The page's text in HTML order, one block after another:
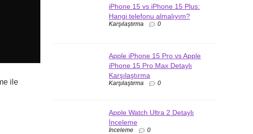
ile
iPhone 15 vs iPhone 15 Plus:
Hangi telefonu almalıyım?
Karşılaştırma 0
Apple iPhone 15 Pro vs Apple
iPhone 15 Pro Max Detaylı
Karşılaştırma
Karşılaştırma 0
Apple Watch Ultra 2 Detaylı
İnceleme
İnceleme 0